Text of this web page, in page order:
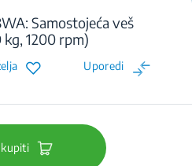
Samostojeća veš
kg, 1200 rpm)
Uporedi
kupiti